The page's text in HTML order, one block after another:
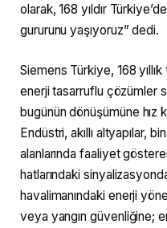
olarak, 168 yıldır
gururunu yaşıyoruz” dedi.
Siemens Türkiye, 168
enerji tasarruflu çözümler
bugünün dönüşümüne hız
Endüstri, akıllı altyapılar,
alanlarında faaliyet
hatlarındaki
havalimanındaki enerji
veya yangın güvenliğine;